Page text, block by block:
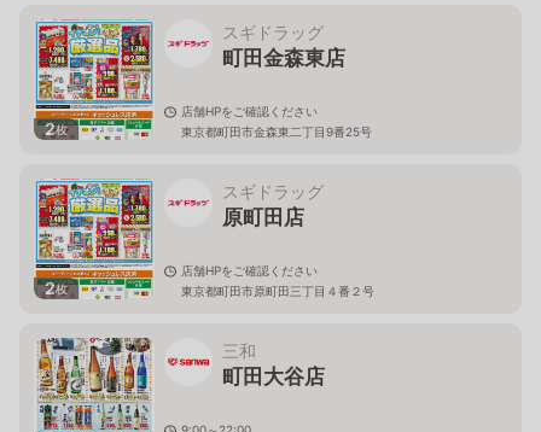
2枚
スギドラッグ
町田金森東店
店舗HPをご確認ください
東京都町田市金森東二丁目9番25号
2枚
スギドラッグ
原町田店
店舗HPをご確認ください
東京都町田市原町田三丁目４番２号
三和
町田大谷店